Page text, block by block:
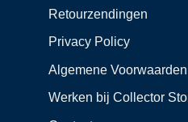
Retourzendingen
Privacy Policy
Algemene Voorwaarden
Werken bij Collector